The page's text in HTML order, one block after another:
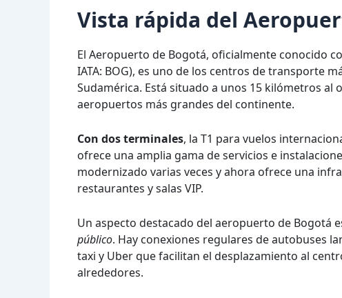
Vista rápida del
El Aeropuerto de Bogotá, oficialmente conocido
IATA: BOG), es uno de los centros de transporte
Sudamérica. Está situado a unos 15 kilómetros al
aeropuertos más grandes del continente.
Con dos terminales, la T1 para vuelos
ofrece una amplia gama de servicios e
modernizado varias veces y ahora ofrece una
restaurantes y salas VIP.
Un aspecto destacado del aeropuerto de Bogotá
público. Hay conexiones regulares de autobuses
taxi y Uber que facilitan el desplazamiento al
alrededores.